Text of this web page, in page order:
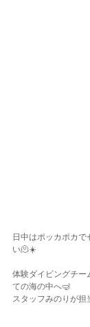
日中はポッカポカで
い🫠☀️
体験ダイビングチー
ての海の中へ🤿
スタッフみのりが担